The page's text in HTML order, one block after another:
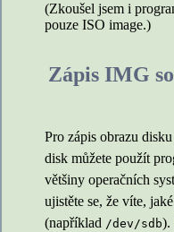
(Zkoušel jsem i
pouze ISO image.)
Zápis IMG
Pro zápis obrazu
disk můžete použít
většiny operačních
ujistěte se, že víte,
(například /dev/sdb).